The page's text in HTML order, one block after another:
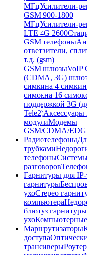
МГцУсилители-
GSM 900-1800
МГцУсилители-
LTE 4G 2600
GSM телефоны
ответвители,
т.д. (gsm)
GSM шлюзыVoIP
(CDMA, 3G)
симкина 4 симки
симокна 16 симок
поддержкой 3G
Tele2)Аксессуары
модулиМодемы
GSM/CDMA/
Радиотелефоны
трубками
телефоны
разговоров
Гарнитуры для
гарнитуры
ухоСтерео
компьютера
блютуз гарнитуры
ухо
Маршрутизаторы
доступа
трансиверы